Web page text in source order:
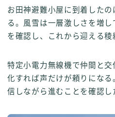
お田神避難小屋に到着した
る。風雪は一層激しさを増
を確認し、これから迎える稜
特定小電力無線機で仲間と
化すれば声だけが頼りにな
信しながら進むことを確認し